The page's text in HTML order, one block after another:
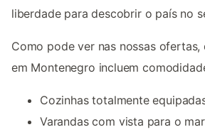
liberdade para descobrir o país no
Como pode ver nas nossas
em Montenegro incluem
Cozinhas totalmente
Varandas com vista para o mar